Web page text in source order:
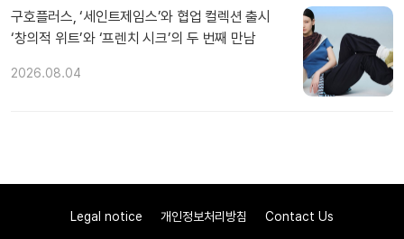
구호플러스, ‘세인트제임스’와 협업 컬렉션 출시
‘창의적 위트’와 ‘프렌치 시크’의 두 번째 만남
2026.08.04
Legal notice 개인정보처리방침 Contact Us